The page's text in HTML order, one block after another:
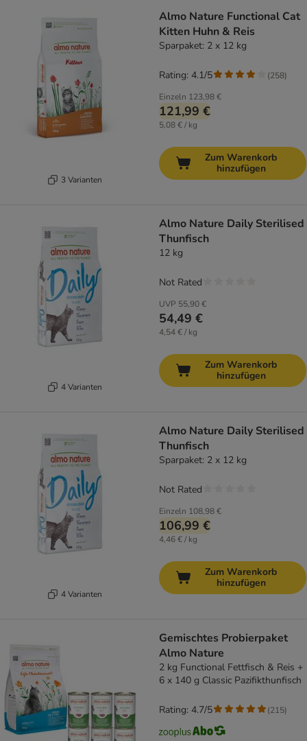
3 Varianten
Almo Nature Functional Cat
Kitten Huhn & Reis
Sparpaket: 2 x 12 kg
Einzeln 123,98 €
121,99 €
5,08 € / kg
Rating: 4.1/5 (258)
Zum Warenkorb
hinzufügen
4 Varianten
Almo Nature Daily Sterilised
Thunfisch
12 kg
UVP 55,90 €
54,49 €
4,54 € / kg
Not Rated
Zum Warenkorb
hinzufügen
4 Varianten
Almo Nature Daily Sterilised
Thunfisch
Sparpaket: 2 x 12 kg
Einzeln 108,98 €
106,99 €
4,46 € / kg
Not Rated
Zum Warenkorb
hinzufügen
Gemischtes Probierpaket
Almo Nature
2 kg Functional Fettfisch & Reis +
6 x 140 g Classic Pazifikthunfisch
Rating: 4.7/5 (215)